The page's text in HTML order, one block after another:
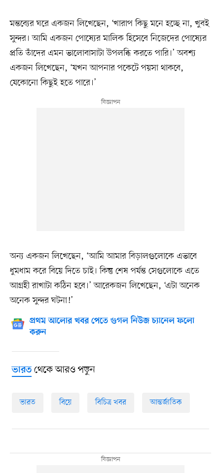
মন্তব্যের ঘরে একজন লিখেছেন, ‘খারাপ কিছু মনে হচ্ছে না, খুবই
সুন্দর। আমি একজন পোষ্যের মালিক হিসেবে নিজেদের পোষ্যের
প্রতি তাঁদের এমন ভালোবাসাটা উপলব্ধি করতে পারি।’ অবশ্য
একজন লিখেছেন, ‘যখন আপনার পকেটে পয়সা থাকবে,
যেকোনো কিছুই হতে পারে।’
অন্য একজন লিখেছেন, ‘আমি আমার বিড়ালগুলোকে এভাবে
ধুমধাম করে বিয়ে দিতে চাই। কিন্তু শেষ পর্যন্ত সেগুলোকে এতে
আগ্রহী রাখাটা কঠিন হবে।’ আরেকজন লিখেছেন, ‘এটা অনেক
অনেক সুন্দর ঘটনা!’
প্রথম আলোর খবর পেতে গুগল নিউজ চ্যানেল ফলো
করুন
ভারতথেকে আরও পড়ুন
ভারত বিয়ে বিচিত্র খবর আন্তর্জাতিক